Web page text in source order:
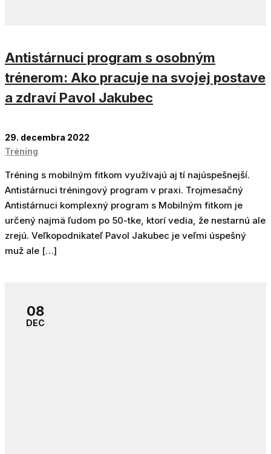
Antistárnuci program s osobným
trénerom: Ako pracuje na svojej postave
a zdraví Pavol Jakubec
29. decembra 2022
Tréning
Tréning s mobilným fitkom využívajú aj tí najúspešnejší.
Antistárnuci tréningový program v praxi. Trojmesačný
Antistárnuci komplexný program s Mobilným fitkom je
určený najmä ľudom po 50-tke, ktorí vedia, že nestarnú ale
zrejú. Veľkopodnikateľ Pavol Jakubec je veľmi úspešný
muž ale […]
08
DEC